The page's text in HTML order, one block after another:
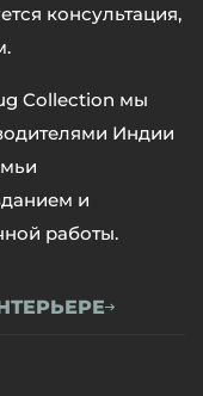
консультация,
Collection мы
Индии
и
работы.